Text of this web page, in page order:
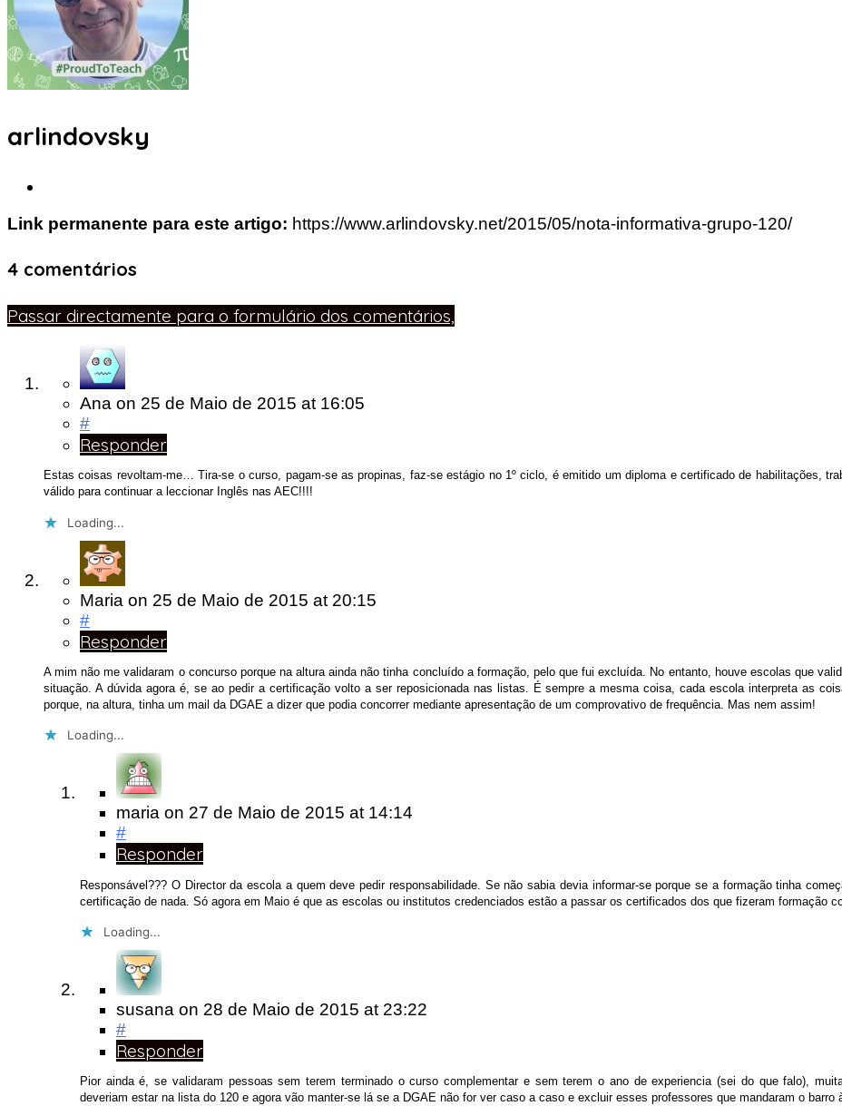
arlindovsky
Link permanente para este artigo: https://www.arlindovsky.net/2015/05/nota-informativa-grupo-120/
4 comentários
Passar directamente para o formulário dos comentários,
Ana on 25 de Maio de 2015 at 16:05
#
Responder
Estas coisas revoltam-me… Tira-se o curso, pagam-se as propinas, faz-se estágio no 1º ciclo, é emitido um diploma e certificado de habilitações,
válido para continuar a leccionar Inglês nas AEC!!!!
Loading...
Maria on 25 de Maio de 2015 at 20:15
#
Responder
A mim não me validaram o concurso porque na altura ainda não tinha concluído a formação, pelo que fui excluída. No entanto, houve escolas que
situação. A dúvida agora é, se ao pedir a certificação volto a ser reposicionada nas listas. É sempre a mesma coisa, cada escola interpreta as
porque, na altura, tinha um mail da DGAE a dizer que podia concorrer mediante apresentação de um comprovativo de frequência. Mas nem assim!
Loading...
maria on 27 de Maio de 2015 at 14:14
#
Responder
Responsável??? O Director da escola a quem deve pedir responsabilidade. Se não sabia devia informar-se porque se a formação tinha
certificação de nada. Só agora em Maio é que as escolas ou institutos credenciados estão a passar os certificados dos que fizeram formação
Loading...
susana on 28 de Maio de 2015 at 23:22
#
Responder
Pior ainda é, se validaram pessoas sem terem terminado o curso complementar e sem terem o ano de experiencia (sei do que falo),
deveriam estar na lista do 120 e agora vão manter-se lá se a DGAE não for ver caso a caso e excluir esses professores que mandaram o barro